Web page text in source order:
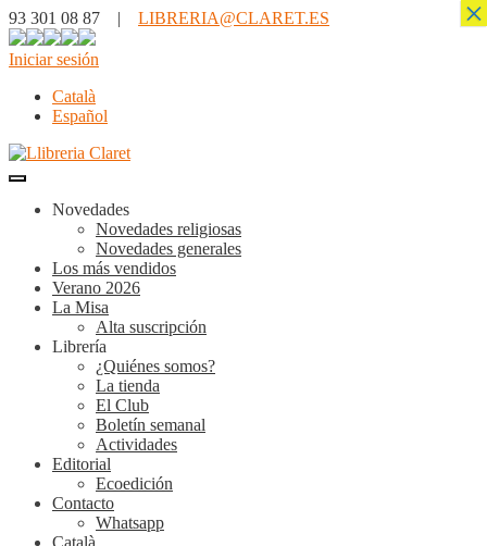
93 301 08 87 | LIBRERIA@CLARET.ES
Iniciar sesión
Català
Español
Novedades
Novedades religiosas
Novedades generales
Los más vendidos
Verano 2026
La Misa
Alta suscripción
Librería
¿Quiénes somos?
La tienda
El Club
Boletín semanal
Actividades
Editorial
Ecoedición
Contacto
Whatsapp
Català
×